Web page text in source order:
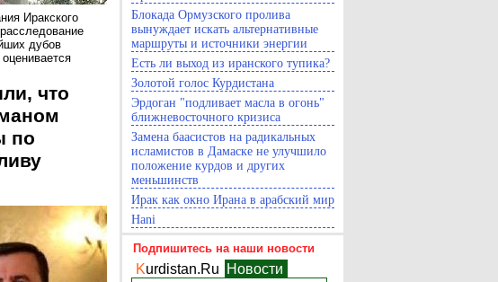
Иракского
дубов
что
по
Блокада Ормузского пролива
вынуждает искать альтернативные
маршруты и источники энергии
Есть ли выход из иранского тупика?
Золотой голос Курдистана
Эрдоган "подливает масла в огонь"
ближневосточного кризиса
Замена баасистов на радикальных
исламистов в Дамаске не улучшило
положение курдов и других
меньшинств
Ирак как окно Ирана в арабский мир
Hani
Подпишитесь на наши новости
Kurdistan.Ru Новости